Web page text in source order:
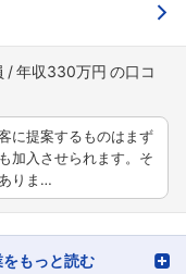
年収330万円
に提案するものはまず
加入させられます。そ
りま…
もっと読む